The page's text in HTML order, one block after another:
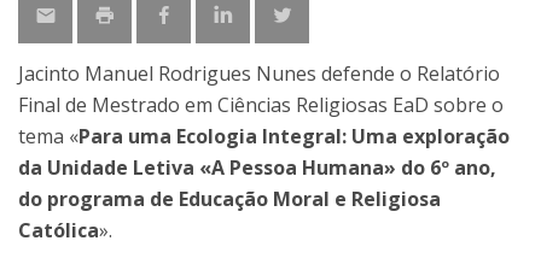
Jacinto Manuel Rodrigues Nunes defende o Relatório
Final de Mestrado em Ciências Religiosas EaD sobre o
tema «Para uma Ecologia Integral: Uma exploração
da Unidade Letiva «A Pessoa Humana» do 6º ano,
do programa de Educação Moral e Religiosa
Católica».